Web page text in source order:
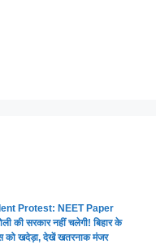
Protest: NEET Paper
की सरकार नहीं चलेगी! बिहार के
को खदेड़ा, देखें खतरनाक मंजर